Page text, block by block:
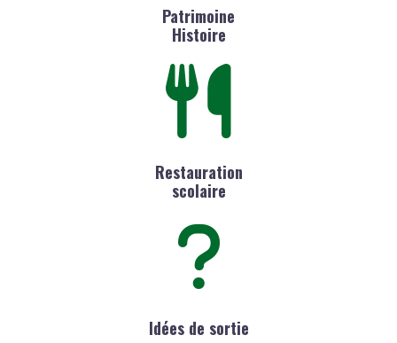
Patrimoine
Histoire
Restauration
scolaire
Idées de sortie